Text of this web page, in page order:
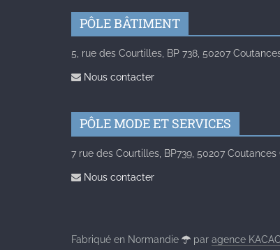
PÔLE BÂTIMENT
5, rue des Courtilles, BP 738, 50207
Nous contacter
PÔLE MODE ET SERVICES
7 rue des Courtilles, BP739, 50207 Coutances
Nous contacter
Fabriqué en Normandie par agence